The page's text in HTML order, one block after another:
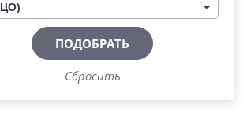
ПОДОБРАТЬ
Сбросить